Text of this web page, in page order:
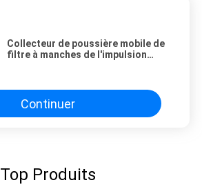
Collecteur de poussière mobile de
filtre à manches de l'impulsion
Continuer
Top Produits